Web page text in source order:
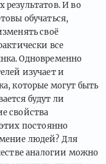
И во
обучаться,
своё
все
Одновременно
изучает и
которые могут быть
будут ли
свойства
постоянно
людей? Для
аналогии можно